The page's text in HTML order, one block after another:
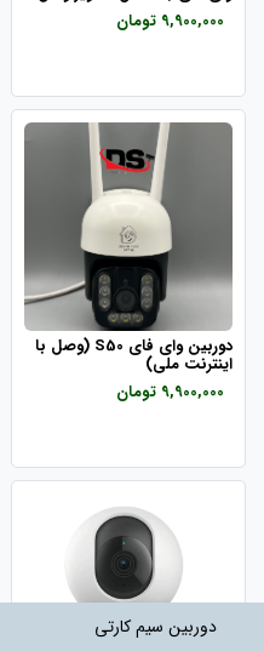
با نت ملی)
9,900,000 تومان
دوربین وای فای S50 (وصل با
اینترنت ملی)
9,900,000 تومان
دوربین سیم کارتی